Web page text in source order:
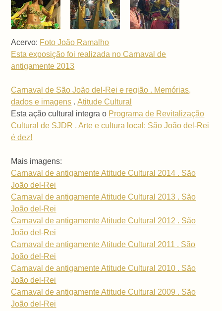
Acervo: Foto João Ramalho
Esta exposição foi realizada no Carnaval de
antigamente 2013
Carnaval de São João del-Rei e região . Memórias,
dados e imagens .Atitude Cultural
Esta ação cultural integra o Programa de Revitalização
Cultural de SJDR . Arte e cultura local: São João del-Rei
é dez!
Mais imagens:
Carnaval de antigamente Atitude Cultural 2014 . São
João del-Rei
Carnaval de antigamente Atitude Cultural 2013 . São
João del-Rei
Carnaval de antigamente Atitude Cultural 2012 . São
João del-Rei
Carnaval de antigamente Atitude Cultural 2011 . São
João del-Rei
Carnaval de antigamente Atitude Cultural 2010 . São
João del-Rei
Carnaval de antigamente Atitude Cultural 2009 . São
João del-Rei